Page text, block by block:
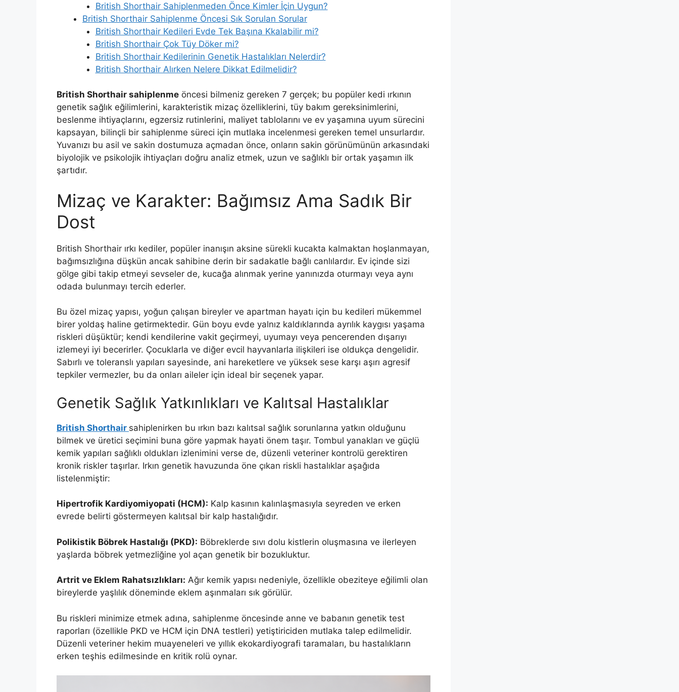
British Shorthair Sahiplenmeden Önce Kimler İçin Uygun?
British Shorthair Sahiplenme Öncesi Sık Sorulan Sorular
British Shorthair Kedileri Evde Tek Başına Kkalabilir mi?
British Shorthair Çok Tüy Döker mi?
British Shorthair Kedilerinin Genetik Hastalıkları Nelerdir?
British Shorthair Alırken Nelere Dikkat Edilmelidir?
British Shorthair sahiplenme öncesi bilmeniz gereken 7 gerçek; bu popüler kedi ırkının
genetik sağlık eğilimlerini, karakteristik mizaç özelliklerini, tüy bakım gereksinimlerini,
beslenme ihtiyaçlarını, egzersiz rutinlerini, maliyet tablolarını ve ev yaşamına uyum sürecini
kapsayan, bilinçli bir sahiplenme süreci için mutlaka incelenmesi gereken temel unsurlardır.
Yuvanızı bu asil ve sakin dostumuza açmadan önce, onların sakin görünümünün arkasındaki
biyolojik ve psikolojik ihtiyaçları doğru analiz etmek, uzun ve sağlıklı bir ortak yaşamın ilk
şartıdır.
Mizaç ve Karakter: Bağımsız Ama Sadık Bir
Dost
British Shorthair ırkı kediler, popüler inanışın aksine sürekli kucakta kalmaktan hoşlanmayan,
bağımsızlığına düşkün ancak sahibine derin bir sadakatle bağlı canlılardır. Ev içinde sizi
gölge gibi takip etmeyi sevseler de, kucağa alınmak yerine yanınızda oturmayı veya aynı
odada bulunmayı tercih ederler.
Bu özel mizaç yapısı, yoğun çalışan bireyler ve apartman hayatı için bu kedileri mükemmel
birer yoldaş haline getirmektedir. Gün boyu evde yalnız kaldıklarında ayrılık kaygısı yaşama
riskleri düşüktür; kendi kendilerine vakit geçirmeyi, uyumayı veya pencerenden dışarıyı
izlemeyi iyi becerirler. Çocuklarla ve diğer evcil hayvanlarla ilişkileri ise oldukça dengelidir.
Sabırlı ve toleranslı yapıları sayesinde, ani hareketlere ve yüksek sese karşı aşırı agresif
tepkiler vermezler, bu da onları aileler için ideal bir seçenek yapar.
Genetik Sağlık Yatkınlıkları ve Kalıtsal Hastalıklar
British Shorthair sahiplenirken bu ırkın bazı kalıtsal sağlık sorunlarına yatkın olduğunu
bilmek ve üretici seçimini buna göre yapmak hayati önem taşır. Tombul yanakları ve güçlü
kemik yapıları sağlıklı oldukları izlenimini verse de, düzenli veteriner kontrolü gerektiren
kronik riskler taşırlar. Irkın genetik havuzunda öne çıkan riskli hastalıklar aşağıda
listelenmiştir:
Hipertrofik Kardiyomiyopati (HCM): Kalp kasının kalınlaşmasıyla seyreden ve erken
evrede belirti göstermeyen kalıtsal bir kalp hastalığıdır.
Polikistik Böbrek Hastalığı (PKD): Böbreklerde sıvı dolu kistlerin oluşmasına ve ilerleyen
yaşlarda böbrek yetmezliğine yol açan genetik bir bozukluktur.
Artrit ve Eklem Rahatsızlıkları: Ağır kemik yapısı nedeniyle, özellikle obeziteye eğilimli olan
bireylerde yaşlılık döneminde eklem aşınmaları sık görülür.
Bu riskleri minimize etmek adına, sahiplenme öncesinde anne ve babanın genetik test
raporları (özellikle PKD ve HCM için DNA testleri) yetiştiriciden mutlaka talep edilmelidir.
Düzenli veteriner hekim muayeneleri ve yıllık ekokardiyografi taramaları, bu hastalıkların
erken teşhis edilmesinde en kritik rolü oynar.